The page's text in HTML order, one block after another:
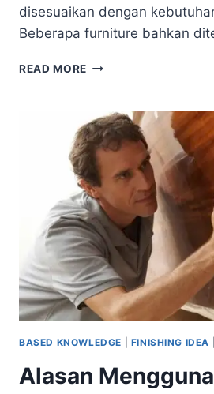
disesuaikan dengan
Beberapa furniture bahkan
READ MORE 5
PALING
POPULER
UNTUK
FURNITURE
KAYU
BASED KNOWLEDGE FINISHING IDEA
Alasan